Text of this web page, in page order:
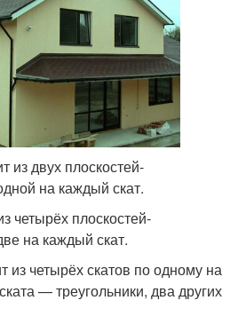
из двух плоскостей-
на каждый скат.
четырёх плоскостей-
на каждый скат.
из четырёх скатов по одному на
— треугольники, два других